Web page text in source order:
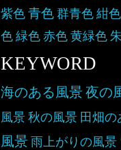
紫色 青色 群青色 紺色
色 緑色 赤色 黄緑色
KEYWORD
海のある風景夜の
風景 秋の風景 田畑
風景 雨上がりの風景